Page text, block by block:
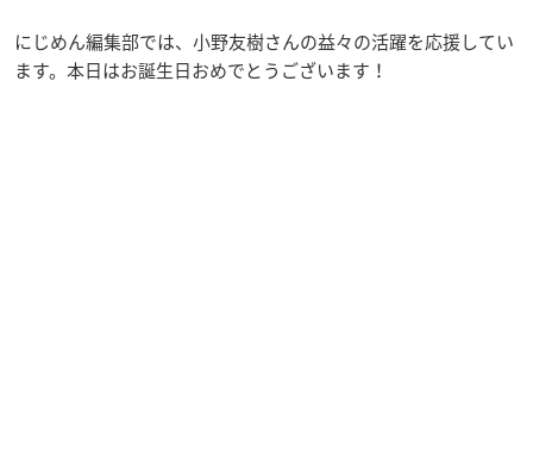
にじめん編集部では、小野友樹さんの益々の活躍を応援してい
ます。本日はお誕生日おめでとうございます！